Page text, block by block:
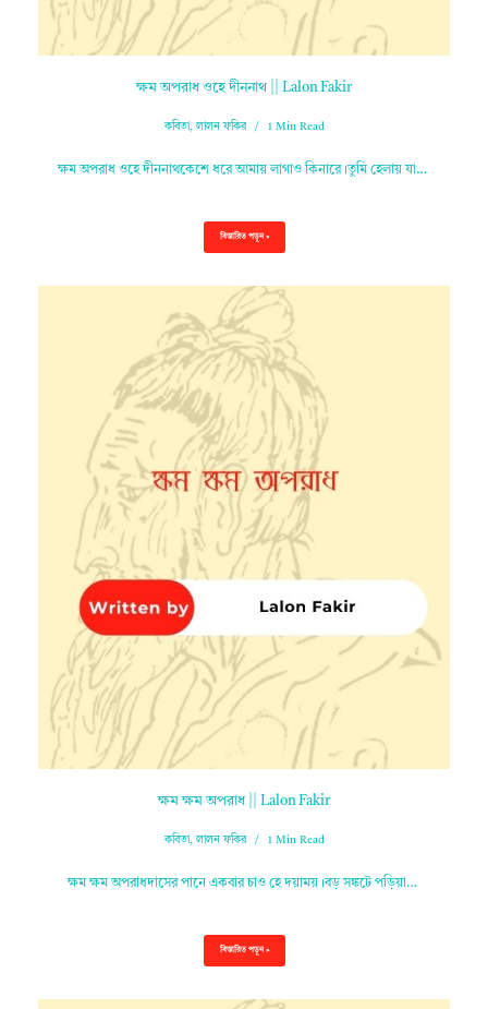
ক্ষম অপরাধ ওহে দীননাথ || Lalon Fakir
কবিতা,লালন ফকির 1 Min Read
ক্ষম অপরাধ ওহে দীননাথকেশে ধরে আমায় লাগাও কিনারে।তুমি হেলায় যা…
বিস্তারিত পড়ুন »
ক্ষম ক্ষম অপরাধ || Lalon Fakir
কবিতা,লালন ফকির 1 Min Read
ক্ষম ক্ষম অপরাধদাসের পানে একবার চাও হে দয়াময়।বড় সঙ্কটে পড়িয়া…
বিস্তারিত পড়ুন »